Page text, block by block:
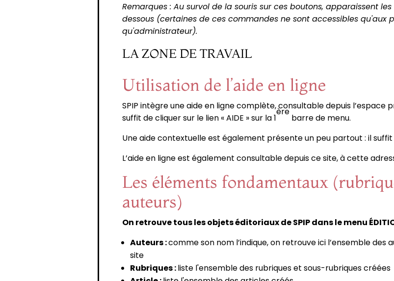
Remarques : Au survol de la souris sur ces boutons, apparaissent
dessous (certaines de ces commandes ne sont accessibles qu'aux
qu'administrateur).
LA ZONE DE TRAVAIL
Utilisation de l’aide en ligne
SPIP intègre une aide en ligne complète, consultable depuis l’espace
suffit de cliquer sur le lien « AIDE » sur la 1
ère
barre de menu.
Une aide contextuelle est également présente un peu partout : il
L’aide en ligne est également consultable depuis ce site, à cette
Les éléments fondamentaux
auteurs)
On retrouve tous les objets éditoriaux de SPIP dans le menu
Auteurs :comme son nom l’indique, on retrouve ici l’ensemble des
site
Rubriques :liste l'ensemble des rubriques et sous-rubriques créées